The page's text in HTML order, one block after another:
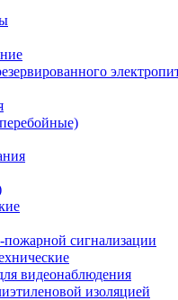
пожарной сигнализации
видеонаблюдения
изоляцией